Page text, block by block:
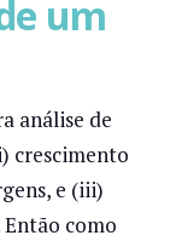
um
análise de
crescimento
e (iii)
como